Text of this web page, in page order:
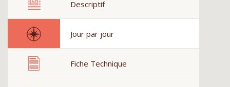
Descriptif
Jour par jour
Fiche Technique